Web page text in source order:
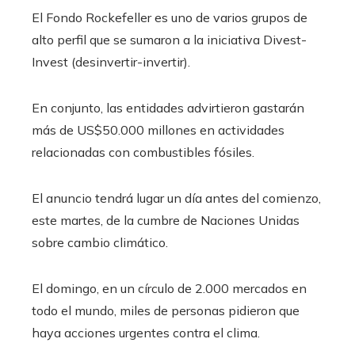
El Fondo Rockefeller es uno de varios grupos de
alto perfil que se sumaron a la iniciativa Divest-
Invest (desinvertir-invertir).
En conjunto, las entidades advirtieron gastarán
más de US$50.000 millones en actividades
relacionadas con combustibles fósiles.
El anuncio tendrá lugar un día antes del comienzo,
este martes, de la cumbre de Naciones Unidas
sobre cambio climático.
El domingo, en un círculo de 2.000 mercados en
todo el mundo, miles de personas pidieron que
haya acciones urgentes contra el clima.